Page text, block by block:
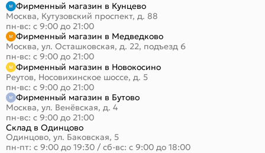
Фирменный магазин в Кунцево
Москва, Кутузовский проспект, д. 88
пн-вс: с 9:00 до 21:00
Фирменный магазин в Медведково
Москва, ул. Осташковская, д. 22, подъезд 6
пн-вс: с 9:00 до 21:00
Фирменный магазин в Новокосино
Реутов, Носовихинское шоссе, д. 5
пн-вс: с 9:00 до 21:00
Фирменный магазин в Бутово
Москва, ул. Венёвская, д. 4
пн-вс: с 9:00 до 21:00
Склад в Одинцово
Одинцово, ул. Баковская, 5
пн-пт: с 9:00 до 19:30 / сб-вс: с 9:00 до 18:00